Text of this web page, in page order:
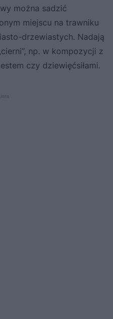
można sadzić
miejscu na trawniku
drzewiastych. Nadają
np. w kompozycji z
czy dziewięćsiłami.